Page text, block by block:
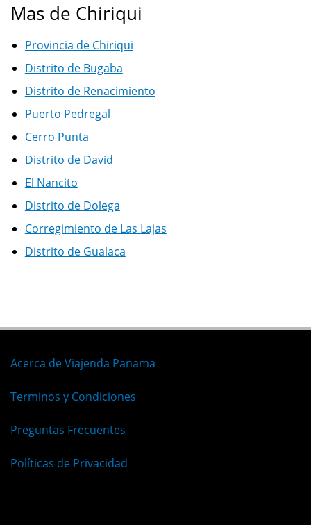
Mas de Chiriqui
Provincia de Chiriqui
Distrito de Bugaba
Distrito de Renacimiento
Puerto Pedregal
Cerro Punta
Distrito de David
El Nancito
Distrito de Dolega
Corregimiento de Las Lajas
Distrito de Gualaca
Acerca de Viajenda Panama
Terminos y Condiciones
Preguntas Frecuentes
Políticas de Privacidad